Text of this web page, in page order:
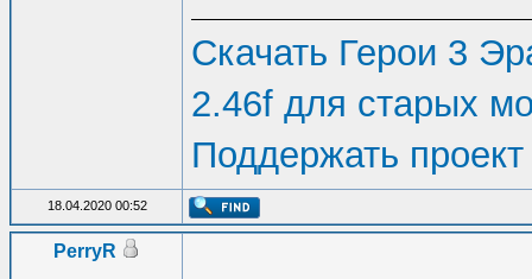
Скачать Герои 3
2.46f для старых
Поддержать проект
18.04.2020 00:52
PerryR